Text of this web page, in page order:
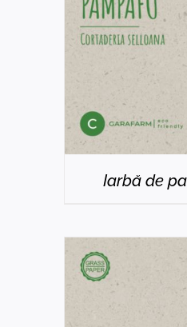
Iarbă de